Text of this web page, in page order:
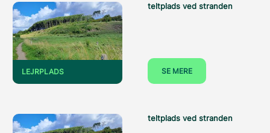
LEJRPLADS
teltplads ved stranden
SE MERE
teltplads ved stranden